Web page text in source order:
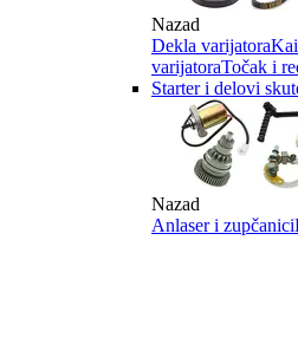
Nazad
Dekla varijatora
varijatoraTočak i
Starter i delovi
Nazad
Anlaser i zupčanici